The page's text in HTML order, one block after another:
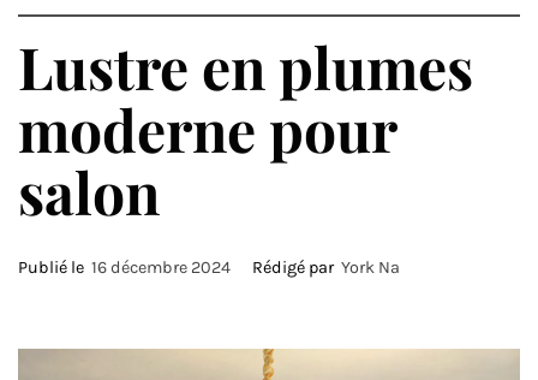
Lustre en plumes
moderne pour
salon
Publié le 16 décembre 2024 Rédigé par York Na